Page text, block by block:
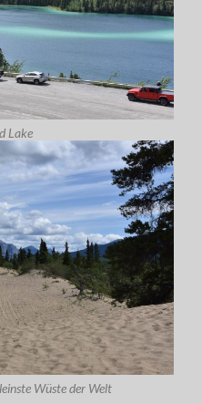
Lake
Wüste der Welt